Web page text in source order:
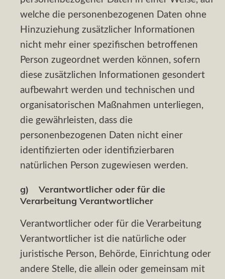
welche die personenbezogenen Daten ohne
Hinzuziehung zusätzlicher Informationen
nicht mehr einer spezifischen betroffenen
Person zugeordnet werden können, sofern
diese zusätzlichen Informationen gesondert
aufbewahrt werden und technischen und
organisatorischen Maßnahmen unterliegen,
die gewährleisten, dass die
personenbezogenen Daten nicht einer
identifizierten oder identifizierbaren
natürlichen Person zugewiesen werden.
g) Verantwortlicher oder für die
Verarbeitung Verantwortlicher
Verantwortlicher oder für die Verarbeitung
Verantwortlicher ist die natürliche oder
juristische Person, Behörde, Einrichtung oder
andere Stelle, die allein oder gemeinsam mit